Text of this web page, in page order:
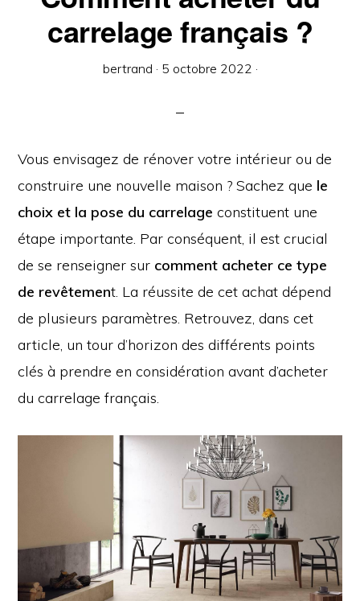
carrelage français ?
bertrand · 5 octobre 2022 ·
Vous envisagez de rénover votre intérieur ou de
construire une nouvelle maison ? Sachez que le
choix et la pose du carrelage constituent une
étape importante. Par conséquent, il est crucial
de se renseigner sur comment acheter ce type
de revêtement. La réussite de cet achat dépend
de plusieurs paramètres. Retrouvez, dans cet
article, un tour d’horizon des différents points
clés à prendre en considération avant d’acheter
du carrelage français.